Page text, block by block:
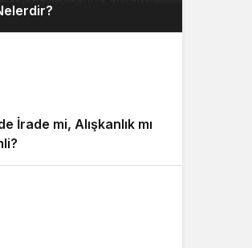
Modu
İrade mi, Alışkanlık mı